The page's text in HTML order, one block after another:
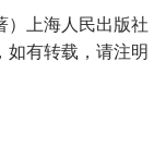
上海人民出版社
如有转载，请注明